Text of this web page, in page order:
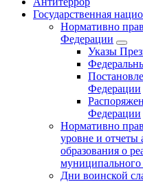
Государственная
Нормативно
Федерации
Указы
Федерации
Федерации
Нормативно
уровне и
образования о
муниципального
Дни воинской